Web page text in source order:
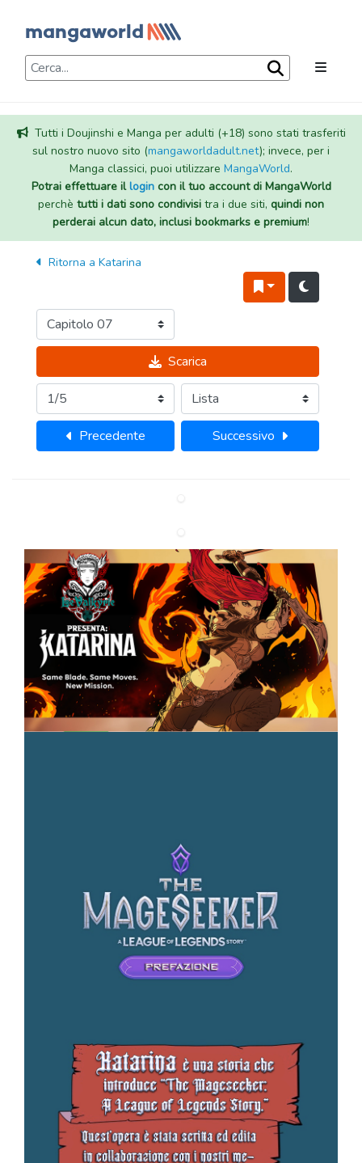
Tutti i Doujinshi e Manga per adulti (+18) sono stati trasferiti
sul nostro nuovo sito (mangaworldadult.net); invece, per i
Manga classici, puoi utilizzare MangaWorld.
Potrai effettuare illogincon il tuo account di MangaWorld
perchè tutti i dati sono condivisi tra i due siti, quindi non
perderai alcun dato, inclusi bookmarks e premium!
Ritorna a Katarina
Scarica
Precedente Successivo